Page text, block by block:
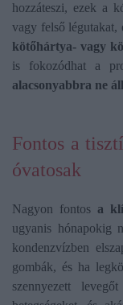
hozzáteszi, ezek a
vagy felső légutakat,
kötőhártya- vagy
is fokozódhat a
alacsonyabbra ne
Fontos a
óvatosak
Nagyon fontos a
ugyanis hónapokig
kondenzvízben
gombák, és ha
szennyezett